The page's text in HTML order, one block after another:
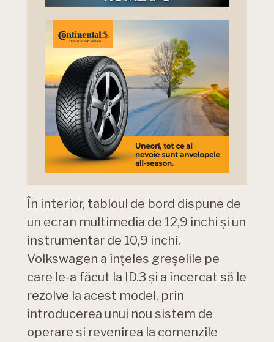
În interior, tabloul de bord dispune de
un ecran multimedia de 12,9 inchi și un
instrumentar de 10,9 inchi.
Volkswagen a înțeles greșelile pe
care le-a făcut la ID.3 și a încercat să le
rezolve la acest model, prin
introducerea unui nou sistem de
operare si revenirea la comenzile